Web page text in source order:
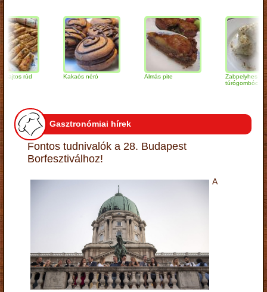
rúd Kakaós néró Almás pite
Zabpelyhes
túrógombóc
Gasztronómiai hírek
Fontos tudnivalók a 28. Budapest
Borfesztiválhoz!
A